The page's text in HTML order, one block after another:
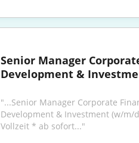
Senior Manager
Development &
"...Senior Manager Corporate
Development & Investment (w/m/
Vollzeit * ab sofort..."